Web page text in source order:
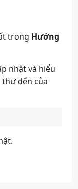
trong Hướng
nhật và hiểu
đến của
.